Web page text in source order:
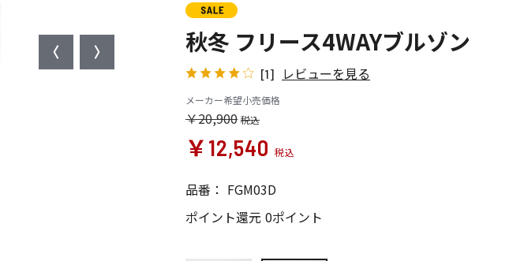
秋冬 フリース4WAYブルゾン
[1] レビューを見る
メーカー希望小売価格
￥20,900
￥12,540
品番： FGM03D
ポイント還元 0ポイント